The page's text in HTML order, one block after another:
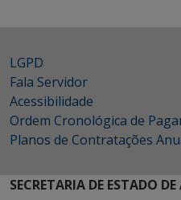
LGPD
Fala Servidor
Acessibilidade
Ordem Cronológica de
Planos de Contratações
SECRETARIA DE ESTADO